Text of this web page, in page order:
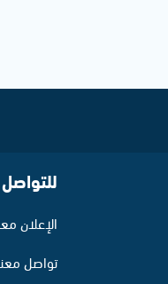
للتواصل
الإعلان
تواصل